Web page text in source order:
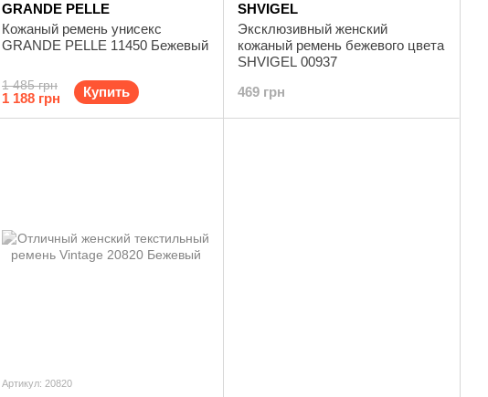
GRANDE PELLE
Кожаный ремень унисекс
GRANDE PELLE 11450 Бежевый
1 485 грн
1 188 грн Купить
SHVIGEL
Эксклюзивный женский
кожаный ремень бежевого цвета
SHVIGEL 00937
469 грн
Артикул: 20820